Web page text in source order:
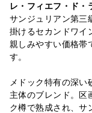
レ・フィエフ・ド・
サンジュリアン第
掛けるセカンドワイ
親しみやすい価格帯
す。
メドック特有の深
主体のブレンド。区
ク樽で熟成され、サ